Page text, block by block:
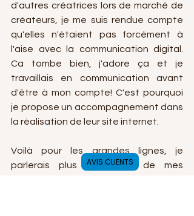
d'autres créatrices lors de marché de
créateurs, je me suis rendue compte
qu'elles n'étaient pas forcément à
l'aise avec la communication digital.
Ca tombe bien, j'adore ça et je
travaillais en communication avant
d'être à mon compte! C'est pourquoi
je propose un accompagnement dans
la réalisation de leur site internet.
Voilà pour les grandes lignes, je
parlerais plus en détail de mes
AVIS CLIENTS